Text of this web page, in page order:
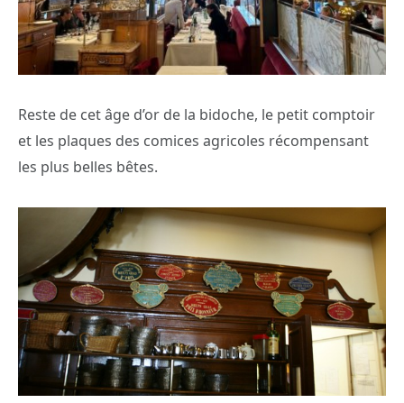
Reste de cet âge d’or de la bidoche, le petit comptoir
et les plaques des comices agricoles récompensant
les plus belles bêtes.